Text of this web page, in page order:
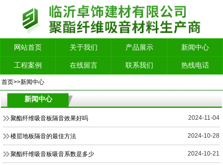
网站首页 关于我们 产品展示 新闻中心
工程案例 在线留言 联系我们 热线电话
首页>>新闻中心
新闻中心
聚酯纤维吸音板隔音效果好吗 2024-11-04
楼层地板隔音的最佳方法 2024-10-28
聚酯纤维吸音板吸音系数是多少 2024-10-21